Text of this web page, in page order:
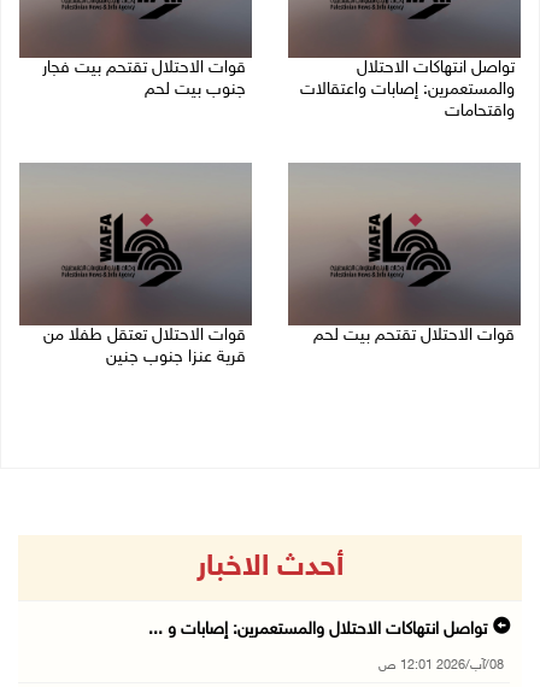
تواصل انتهاكات الاحتلال
والمستعمرين: إصابات واعتقالات
واقتحامات
قوات الاحتلال تقتحم بيت فجار
جنوب بيت لحم
قوات الاحتلال تقتحم بيت لحم
قوات الاحتلال تعتقل طفلا من
قرية عنزا جنوب جنين
أحدث الاخبار
تواصل انتهاكات الاحتلال والمستعمرين: إصابات و ...
08/آب/2026 12:01 ص